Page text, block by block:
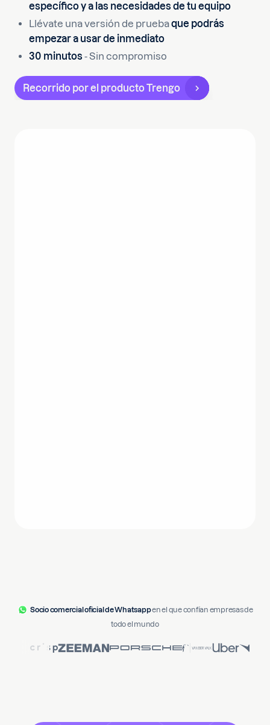
específico y a las necesidades de tu equipo
Llévate una versión de pruebaque podrás
empezar a usar de inmediato
30 minutos - Sin compromiso
Recorrido por el producto Trengo
Socio comercial oficial de Whatsappen el que confían empresas de
todo el mundo